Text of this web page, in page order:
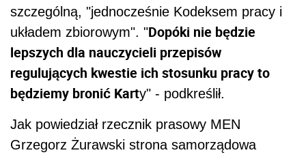
szczególną, "jednocześnie Kodeksem pracy i
układem zbiorowym". "Dopóki nie będzie
lepszych dla nauczycieli przepisów
regulujących kwestie ich stosunku pracy to
będziemy bronić Karty" - podkreślił.
Jak powiedział rzecznik prasowy MEN
Grzegorz Żurawski strona samorządowa